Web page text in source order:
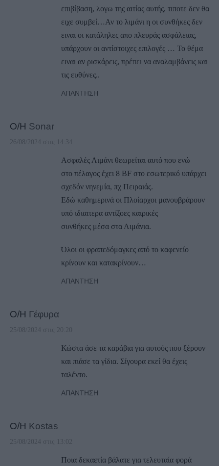
επιβίβαση, λογω της αιτίας αυτής, τιποτε δεν θα
ειχε συμβεί…Αν το λιμάνι η οι συνθήκες δεν
ειναι οι κατάληλες απο πλευράς ασφάλειας,
υπάρχουν οι αντίστοιχες επιλογές … Το θέμα
ειναι αν ρισκάρεις, πρέπει να αναλαμβάνεις και
τις ευθύνες..
ΑΠΆΝΤΗΣΗ
Ο/Η Sonar
26/08/2024 στις 14:34
Ασφαλές Λιμάνι θεωρείται αυτό που ενώ
στο πέλαγος έχει 8 BF στο εσωτερικό υπάρχει
σχεδόν νηνεμία, πχ Πειραιάς.
Εδώ καθημερινά οι Πλοίαρχοι μανουβράρουν
υπό ιδιαιτερα αντίξοες καιρικές
συνθήκες μέσα στα Λιμάνια.
Όλοι οι φραπεδόμαγκες από το καφενείο
κρίνουν και κατακρίνουν…
ΑΠΆΝΤΗΣΗ
Ο/Η Γέφυρα
25/08/2024 στις 20:20
Κώστα άσε τα καράβια για αυτούς που ξέρουν
και πιάσε τα γίδια. Σίγουρα εκεί θα έχεις
ταλέντο.
ΑΠΆΝΤΗΣΗ
Ο/Η Kostas
25/08/2024 στις 13:02
Ποια δεκαετία βάλατε για τελευταία φορά